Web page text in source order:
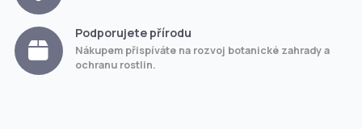
Podporujete přírodu
Nákupem přispíváte na rozvoj botanické zahrady a
ochranu rostlin.